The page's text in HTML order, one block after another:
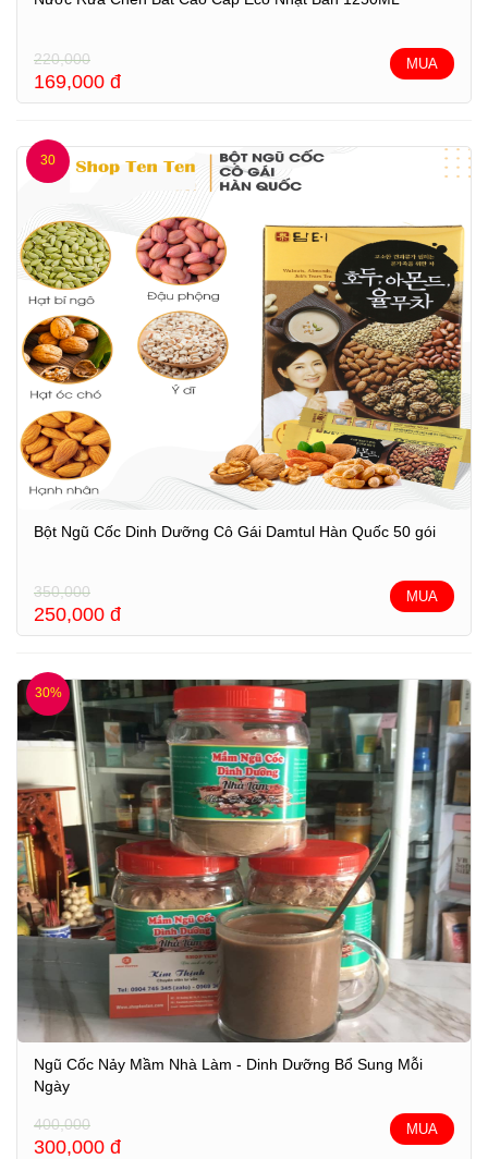
220,000
169,000 đ
MUA
30
Bột Ngũ Cốc Dinh Dưỡng Cô Gái Damtul Hàn Quốc 50 gói
350,000
250,000 đ
MUA
30%
Ngũ Cốc Nảy Mầm Nhà Làm - Dinh Dưỡng Bổ Sung Mỗi
Ngày
400,000
300,000 đ
MUA